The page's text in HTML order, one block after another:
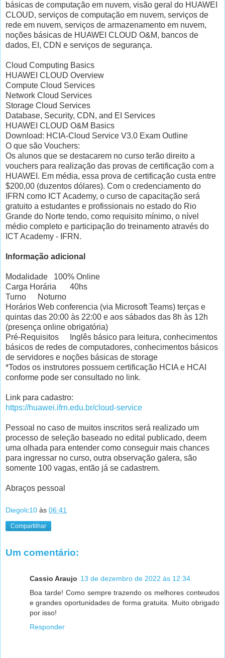
básicas de computação em nuvem, visão geral do HUAWEI
CLOUD, serviços de computação em nuvem, serviços de
rede em nuvem, serviços de armazenamento em nuvem,
noções básicas de HUAWEI CLOUD O&M, bancos de
dados, EI, CDN e serviços de segurança.
Cloud Computing Basics
HUAWEI CLOUD Overview
Compute Cloud Services
Network Cloud Services
Storage Cloud Services
Database, Security, CDN, and EI Services
HUAWEI CLOUD O&M Basics
Download: HCIA-Cloud Service V3.0 Exam Outline
O que são Vouchers:
Os alunos que se destacarem no curso terão direito a
vouchers para realização das provas de certificação com a
HUAWEI. Em média, essa prova de certificação custa entre
$200,00 (duzentos dólares). Com o credenciamento do
IFRN como ICT Academy, o curso de capacitação será
gratuito a estudantes e profissionais no estado do Rio
Grande do Norte tendo, como requisito mínimo, o nível
médio completo e participação do treinamento através do
ICT Academy - IFRN.
Informação adicional
Modalidade
100% Online
Carga Horária
40hs
Turno
Noturno
HoráriosWeb conferencia (via Microsoft Teams) terças e
quintas das 20:00 às 22:00 e aos sábados das 8h às 12h
(presença online obrigatória)
Pré-Requisitos
Inglês básico para leitura, conhecimentos
básicos de redes de computadores, conhecimentos básicos
de servidores e noções básicas de storage
*Todos os instrutores possuem certificação HCIA e HCAI
conforme pode ser consultado no link.
Link para cadastro:
https://huawei.ifrn.edu.br/cloud-service
Pessoal no caso de muitos inscritos será realizado um
processo de seleção baseado no edital publicado, deem
uma olhada para entender como conseguir mais chances
para ingressar no curso, outra observação galera, são
somente 100 vagas, então já se cadastrem.
Abraços pessoal
Diegolc10 às 06:41
Compartilhar
Um comentário:
Cassio Araujo 13 de dezembro de 2022 às 12:34
Boa tarde! Como sempre trazendo os melhores conteudos
e grandes oportunidades de forma gratuita. Muito obrigado
por isso!
Responder